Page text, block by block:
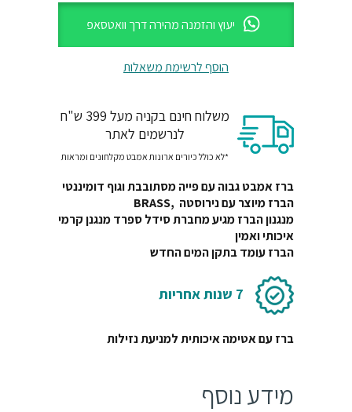
יעוץ והזמנה מהירה דרך וואטסאפ
הוסף לרשימת משאלות
משלוח חינם בקניה מעל 399 ש"ח
לנרשמים לאתר
*לא כולל כיורים ארונות אמבט מקלחונים ומראות
ברז אמבט גבוה עם פייה מסתובבת וגוף דומיננטי
הברז מיוצר עם נירוסטה ,BRASS
מנגנון הברז מגיע מחברת סידל ספרד מנגנן קרמי
איכותי ואמין
הברז עומד בתקן המים החדש
7 שנות אחריות
ברז עם אטימה איכותית למניעת נזילות
מידע נוסף